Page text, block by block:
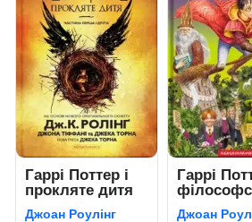
Гаррі Поттер і
прокляте дитя
Джоан Роулінг
Гаррі
камінь
Джоан